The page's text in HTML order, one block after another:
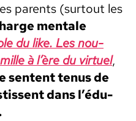
par­ents (surtout les
men­tale
du like. Les nou­
à l’ère du virtuel,
sen­tent tenus de
dans l’é­d­u­